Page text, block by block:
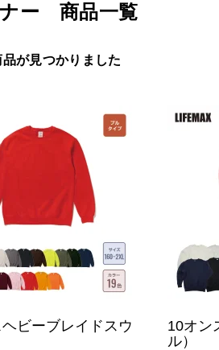
ナー 商品一覧
品が見つかりました
ビーブレイドスウ
10オン
ル）